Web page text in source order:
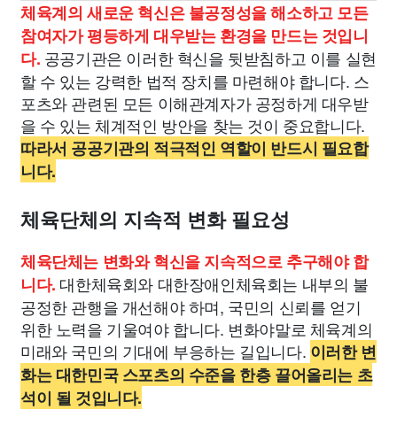
체육계의 새로운 혁신은 불공정성을 해소하고 모든
참여자가 평등하게 대우받는 환경을 만드는 것입니
다. 공공기관은 이러한 혁신을 뒷받침하고 이를 실현
할 수 있는 강력한 법적 장치를 마련해야 합니다. 스
포츠와 관련된 모든 이해관계자가 공정하게 대우받
을 수 있는 체계적인 방안을 찾는 것이 중요합니다.
따라서 공공기관의 적극적인 역할이 반드시 필요합
니다.
체육단체의 지속적 변화 필요성
체육단체는 변화와 혁신을 지속적으로 추구해야 합
니다. 대한체육회와 대한장애인체육회는 내부의 불
공정한 관행을 개선해야 하며, 국민의 신뢰를 얻기
위한 노력을 기울여야 합니다. 변화야말로 체육계의
미래와 국민의 기대에 부응하는 길입니다. 이러한 변
화는 대한민국 스포츠의 수준을 한층 끌어올리는 초
석이 될 것입니다.